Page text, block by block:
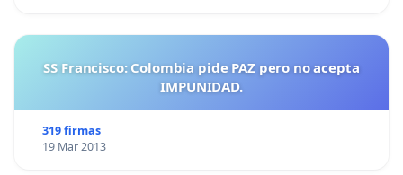
SS Francisco: Colombia pide PAZ pero no acepta
IMPUNIDAD.
319 firmas
19 Mar 2013